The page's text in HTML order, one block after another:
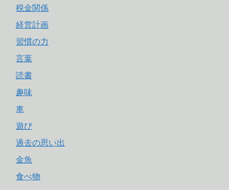
税金関係
経営計画
習慣の力
言葉
読書
趣味
車
遊び
過去の思い出
金魚
食べ物